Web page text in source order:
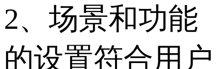
2、场景和功能
的设置符合用户